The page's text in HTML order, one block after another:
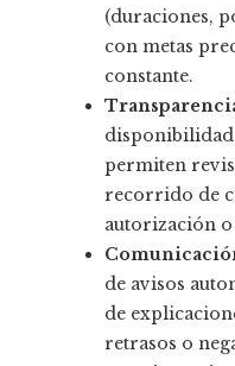
(duraciones,
con metas
constante.
permiten
recorrido de
autorización
de avisos
de
retrasos o